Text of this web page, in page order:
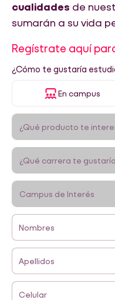
cualidades de
sumarán a su vida
Regístrate aquí
¿Cómo te gustaría
En campus
Nombres
Apellidos
Celular